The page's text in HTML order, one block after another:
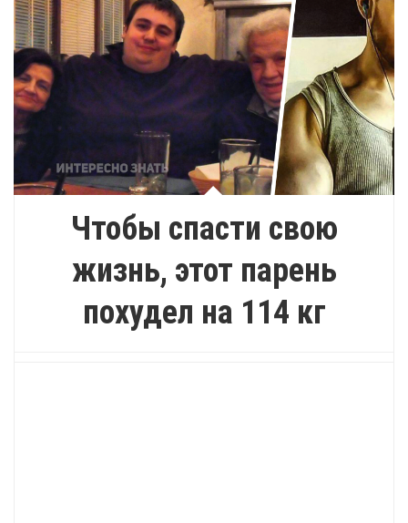
Чтобы спасти свою
жизнь, этот парень
похудел на 114 кг